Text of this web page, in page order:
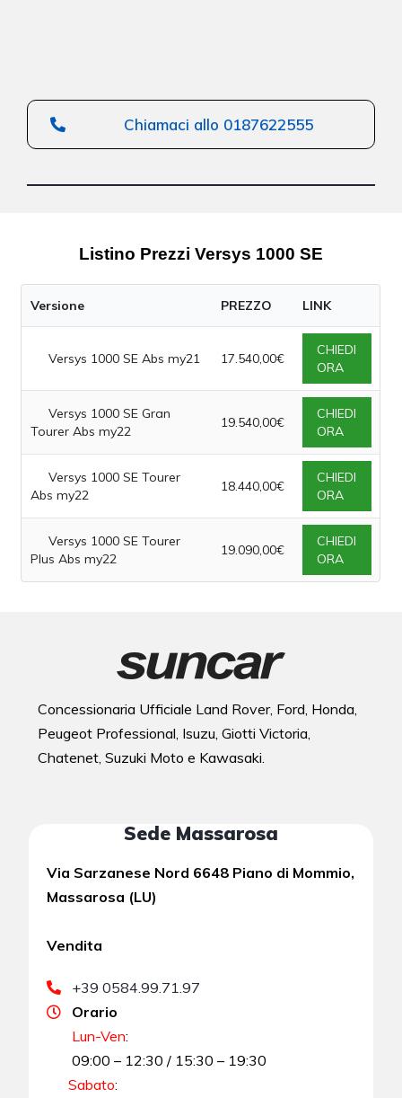
Chiamaci allo 0187622555
Listino Prezzi Versys 1000 SE
Versione PREZZO LINK
Versys 1000 SE Abs my21 17.540,00€
CHIEDI
ORA
Versys 1000 SE Gran
Tourer Abs my22
19.540,00€
CHIEDI
ORA
Versys 1000 SE Tourer
Abs my22
18.440,00€
CHIEDI
ORA
Versys 1000 SE Tourer
Plus Abs my22
19.090,00€
CHIEDI
ORA
Concessionaria Ufficiale Land Rover, Ford, Honda,
Peugeot Professional, Isuzu, Giotti Victoria,
Chatenet, Suzuki Moto e Kawasaki.
Sede Massarosa
Via Sarzanese Nord 6648 Piano di Mommio,
Massarosa (LU)
Vendita
+39 0584.99.71.97
Orario
Lun-Ven:
09:00 – 12:30 / 15:30 – 19:30
Sabato: